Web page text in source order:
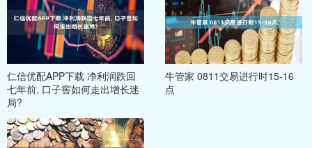
仁信优配APP下载 净利润跌回
七年前, 口子窖如何走出增长迷
局?
牛管家 0811交易进行时15-16
点